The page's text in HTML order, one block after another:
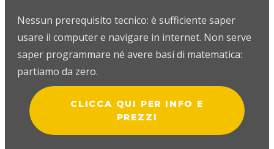
Nessun prerequisito tecnico: è sufficiente saper
usare il computer e navigare in internet. Non serve
saper programmare né avere basi di matematica:
partiamo da zero.
CLICCA QUI PER INFO E
PREZZI